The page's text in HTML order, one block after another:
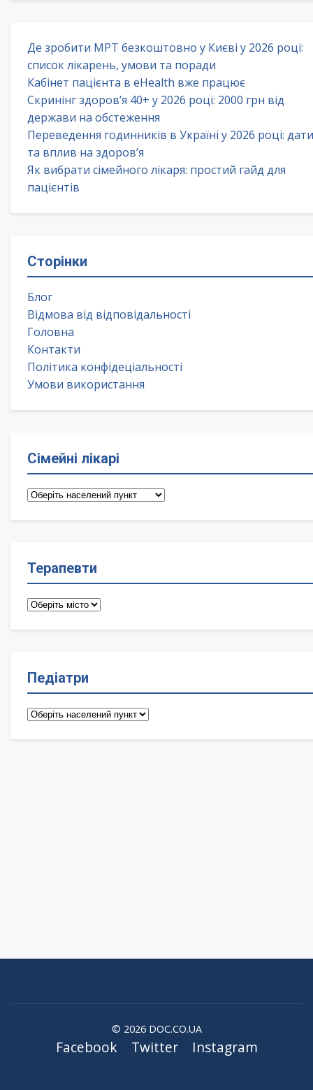
Де зробити МРТ безкоштовно у Києві у 2026 році:
список лікарень, умови та поради
Кабінет пацієнта в eHealth вже працює
Скринінг здоров’я 40+ у 2026 році: 2000 грн від
держави на обстеження
Переведення годинників в Україні у 2026 році: дати
та вплив на здоров’я
Як вибрати сімейного лікаря: простий гайд для
пацієнтів
Сторінки
Блог
Відмова від відповідальності
Головна
Контакти
Політика конфідеціальності
Умови використання
Сімейні лікарі
Сімейні
Терапевти
Терапевти
Педіатри
Педіатри
© 2026 DOC.CO.UA
Facebook Twitter Instagram